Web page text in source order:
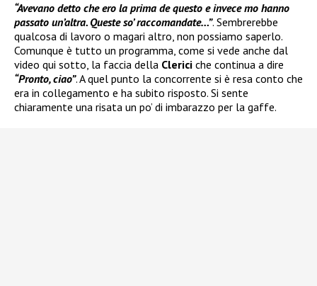
“Avevano detto che ero la prima de questo e invece mo hanno
passato un’altra. Queste so’ raccomandate…”. Sembrerebbe
qualcosa di lavoro o magari altro, non possiamo saperlo.
Comunque è tutto un programma, come si vede anche dal
video qui sotto, la faccia della Clerici che continua a dire
“Pronto, ciao”. A quel punto la concorrente si è resa conto che
era in collegamento e ha subito risposto. Si sente
chiaramente una risata un po’ di imbarazzo per la gaffe.